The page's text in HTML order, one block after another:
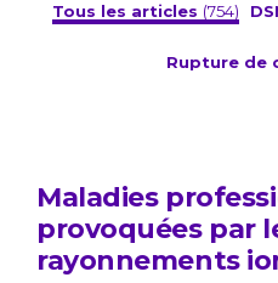
Tous les articles (754)
Rupture de
Maladies
provoquées par
rayonnements